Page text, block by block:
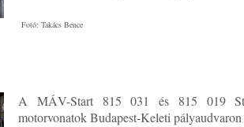
Fotó: Takács Bence
A MÁV-Start 815 031 és 815 019
motorvonatok Budapest-Keleti pályaudvaron